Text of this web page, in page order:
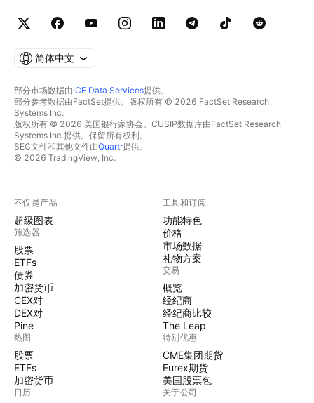
简体中文
部分市场数据由ICE Data Services提供。
部分参考数据由FactSet提供。版权所有 © 2026 FactSet Research
Systems Inc.
版权所有 © 2026 美国银行家协会。CUSIP数据库由FactSet Research
Systems Inc.提供。保留所有权利。
SEC文件和其他文件由Quartr提供。
© 2026 TradingView, Inc.
不仅是产品
超级图表
筛选器
股票
ETFs
债券
加密货币
CEX对
DEX对
Pine
热图
股票
ETFs
加密货币
日历
工具和订阅
功能特色
价格
市场数据
礼物方案
交易
概览
经纪商
经纪商比较
The Leap
特别优惠
CME集团期货
Eurex期货
美国股票包
关于公司